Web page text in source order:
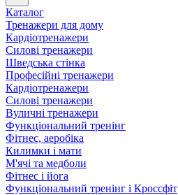
Каталог
Тренажери для дому
Кардіотренажери
Силові тренажери
Шведська стінка
Професійні тренажери
Кардіотренажери
Силові тренажери
Вуличні тренажери
Функціональний тренінг
Фітнес, аеробіка
Килимки і мати
М'ячі та медболи
Фітнес і йога
Функціональний тренінг і Кроссфіт